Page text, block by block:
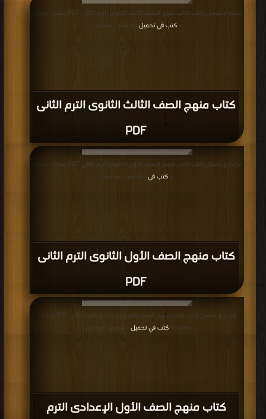
كتاب منهج الصف الثالث الثانوى الترم الثانى
PDF
قراءة و تحميل كتاب كتاب منهج الصف الثالث الثانوى الترم الثانى PDF مجانا | مكتبة
> كتب في تحميل | التحميل : مرة/مرات
كتاب منهج الصف الأول الثانوى الترم الثانى
PDF
قراءة و تحميل كتاب كتاب منهج الصف الأول الثانوى الترم الثانى PDF مجانا | مكتبة
> كتب في | التحميل : مرة/مرات
كتاب منهج الصف الأول الإعدادى الترم
قراءة و تحميل كتاب كتاب منهج الصف الأول الإعدادى الترم الثانى PDF مجانا |
مكتبة > كتب في تحميل | التحميل : مرة/مرات